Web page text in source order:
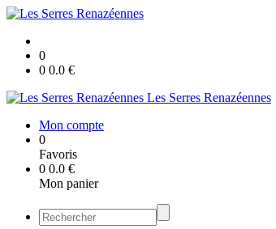
0
0 0.0 €
Les Serres Renazéennes
Mon compte
0
Favoris
0 0.0 €
Mon panier